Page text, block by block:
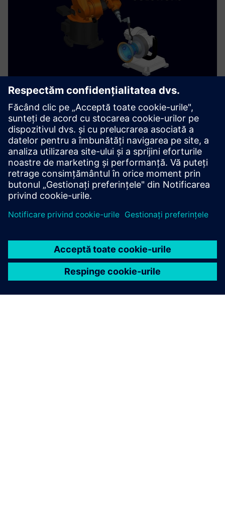
Machine Tool Robots with Siemens
NX
Utilize the precision of classic machine tools with the
flexibility of robots. All programmable and simulatable
with Siemens NX, Sinumerik One and the Digital Twin!
Aflați mai multe